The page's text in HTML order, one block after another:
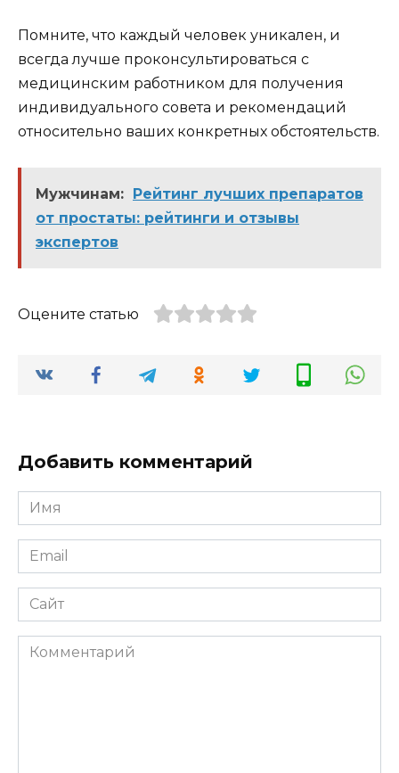
Помните, что каждый человек уникален, и
всегда лучше проконсультироваться с
медицинским работником для получения
индивидуального совета и рекомендаций
относительно ваших конкретных обстоятельств.
Мужчинам: Рейтинг лучших препаратов
от простаты: рейтинги и отзывы
экспертов
Оцените статью
Добавить комментарий
Имя
*
Email
*
Сайт
Комментарий